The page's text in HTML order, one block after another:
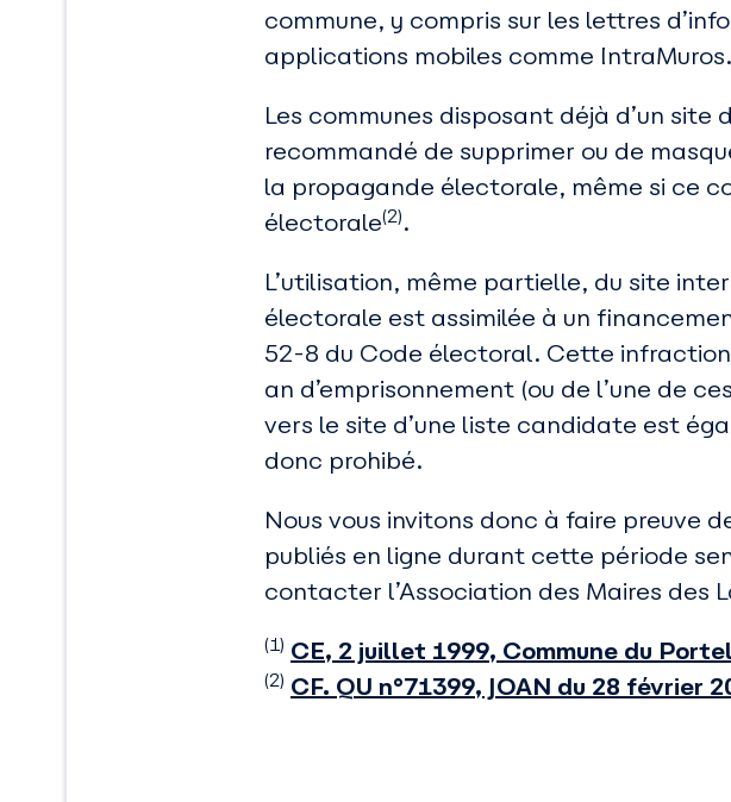
commune, y compris sur les lettres
applications mobiles comme IntraMuros.
Les communes disposant déjà d’un
recommandé de supprimer ou de
la propagande électorale, même si ce
électorale(2) .
L’utilisation, même partielle, du site
électorale est assimilée à un
52-8 du Code électoral. Cette infraction
an d’emprisonnement (ou de l’une de
vers le site d’une liste candidate est
donc prohibé.
Nous vous invitons donc à faire preuve
publiés en ligne durant cette période
contacter l’Association des Maires des
(1) CE, 2 juillet 1999, Commune du Portel
(2) CF. QU n°71399, JOAN du 28 février